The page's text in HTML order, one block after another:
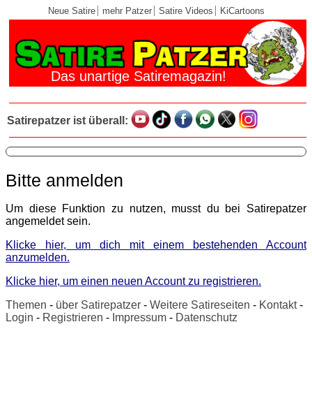
Neue Satire mehr Patzer Satire Videos KiCartoons
Das unartige Satiremagazin!
Satirepatzer ist überall:
Bitte anmelden
Um diese Funktion zu nutzen, musst du bei Satirepatzer
angemeldet sein.
Klicke hier, um dich mit einem bestehenden Account
anzumelden.
Klicke hier, um einen neuen Account zu registrieren.
Themen - über Satirepatzer - Weitere Satireseiten - Kontakt-
Login - Registrieren - Impressum - Datenschutz